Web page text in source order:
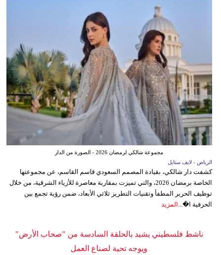
مجموعة شالكي لرمضان 2026 - الصورة من الدار
الرياض - لايف ستايل
كشفت دار شالكي، بقيادة المصمم السعودي قاسم القاسم، عن مجموعتها
الخاصة برمضان 2026، والتي تميزت بمقاربة معاصرة للأزياء الشرقية، من خلال
توظيف الحرير المطفأ وتقنيات التطريز ثلاثي الأبعاد، ضمن رؤية تجمع بين
الحرفية ا�... المزيد
ناشط فلسطيني يشيد بالحلقة السادسة من "صحاب الأرض"
ويوجه تحية لصناع العمل